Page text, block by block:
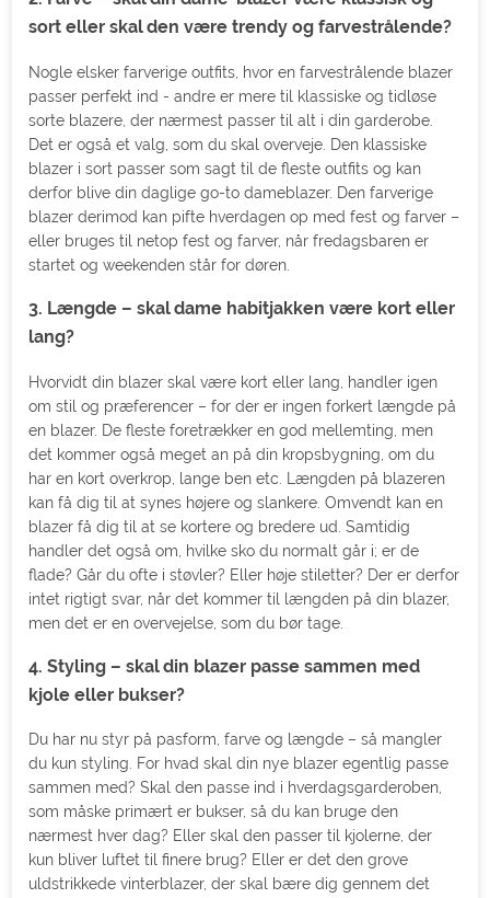
sort eller skal den være trendy og farvestrålende?
Nogle elsker farverige outfits, hvor en farvestrålende blazer
passer perfekt ind - andre er mere til klassiske og tidløse
sorte blazere, der nærmest passer til alt i din garderobe.
Det er også et valg, som du skal overveje. Den klassiske
blazer i sort passer som sagt til de fleste outfits og kan
derfor blive din daglige go-to dameblazer. Den farverige
blazer derimod kan pifte hverdagen op med fest og farver –
eller bruges til netop fest og farver, når fredagsbaren er
startet og weekenden står for døren.
3. Længde – skal dame habitjakken være kort eller
lang?
Hvorvidt din blazer skal være kort eller lang, handler igen
om stil og præferencer – for der er ingen forkert længde på
en blazer. De fleste foretrækker en god mellemting, men
det kommer også meget an på din kropsbygning, om du
har en kort overkrop, lange ben etc. Længden på blazeren
kan få dig til at synes højere og slankere. Omvendt kan en
blazer få dig til at se kortere og bredere ud. Samtidig
handler det også om, hvilke sko du normalt går i; er de
flade? Går du ofte i støvler? Eller høje stiletter? Der er derfor
intet rigtigt svar, når det kommer til længden på din blazer,
men det er en overvejelse, som du bør tage.
4. Styling – skal din blazer passe sammen med
kjole eller bukser?
Du har nu styr på pasform, farve og længde – så mangler
du kun styling. For hvad skal din nye blazer egentlig passe
sammen med? Skal den passe ind i hverdagsgarderoben,
som måske primært er bukser, så du kan bruge den
nærmest hver dag? Eller skal den passer til kjolerne, der
kun bliver luftet til finere brug? Eller er det den grove
uldstrikkede vinterblazer, der skal bære dig gennem det